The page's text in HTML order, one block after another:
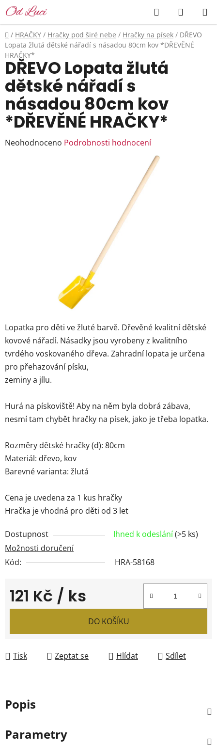
Přejít
na
obsah
Hledat
KOŠÍK
Domů
/ HRAČKY / Hračky pod širé nebe / Hračky na písek / DŘEVO
Lopata žlutá dětské nářadí s násadou 80cm kov *DŘEVĚNÉ
HRAČKY*
Lopatka pro děti ve žluté barvě. Dřevěné kvalitní dětské
kovové nářadí. Násadky jsou vyrobeny z kvalitního
tvrdého voskovaného dřeva. Zahradní lopata je určena
pro přehazování písku,
zeminy a jílu.
Hurá na pískoviště! Aby na něm byla dobrá zábava,
nesmí tam chybět hračky na písek, jako je třeba lopatka.
Rozměry dětské hračky (d): 80cm
Materiál: dřevo, kov
Barevné varianta: žlutá
Cena je uvedena za 1 kus hračky
Hračka je vhodná pro děti od 3 let
Dostupnost Ihned k odeslání(>5 ks)
Možnosti doručení
Kód:
HRA-58168
121 Kč / ks
Měrná cena:
DO KOŠÍKU
Tisk Zeptat se Hlídat Sdílet
DŘEVO Lopata žlutá
dětské nářadí s
násadou 80cm kov
*DŘEVĚNÉ HRAČKY*
Průměrné
Neohodnoceno Podrobnosti hodnocení
Popis
Parametry